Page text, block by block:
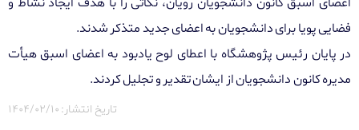
فضایی پویا برای دانشجویان به اعضای جدید متذکر شدند.
در پایان رئیس پژوهشگاه با اعطای لوح یادبود به اعضای اسبق هیأت
مدیره کانون دانشجویان از ایشان تقدیر و تجلیل کردند.
تاریخ انتشار: ۱۴۰۴/۰۲/۱۰